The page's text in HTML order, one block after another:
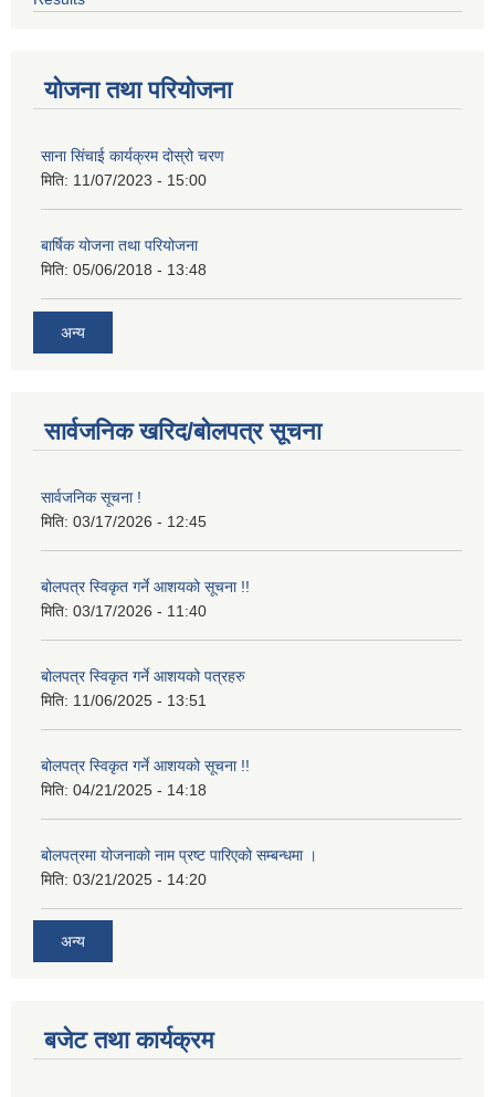
योजना तथा परियोजना
साना सिंचाई कार्यक्रम दोस्रो चरण
मिति: 11/07/2023 - 15:00
बार्षिक योजना तथा परियोजना
मिति: 05/06/2018 - 13:48
अन्य
सार्वजनिक खरिद/बोलपत्र सूचना
सार्वजनिक सूचना !
मिति: 03/17/2026 - 12:45
बोलपत्र स्विकृत गर्ने आशयको सूचना !!
मिति: 03/17/2026 - 11:40
बोलपत्र स्विकृत गर्ने आशयको पत्रहरु
मिति: 11/06/2025 - 13:51
बोलपत्र स्विकृत गर्ने आशयको सूचना !!
मिति: 04/21/2025 - 14:18
बोलपत्रमा योजनाको नाम प्रष्ट पारिएको सम्बन्धमा ।
मिति: 03/21/2025 - 14:20
अन्य
बजेट तथा कार्यक्रम